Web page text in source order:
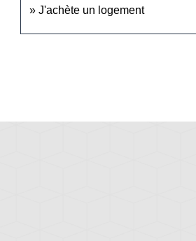
J'achète un logement